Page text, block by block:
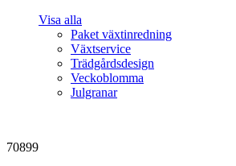
Visa alla
Paket växtinredning
Växtservice
Trädgårdsdesign
Veckoblomma
Julgranar
70899